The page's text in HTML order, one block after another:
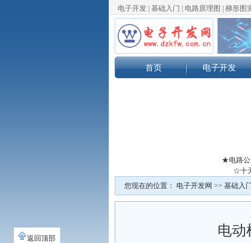
电子开发 基础入门 电路原理图 梯形图
首页 电子开发
★电路公
☆十
您现在的位置： 电子开发网 >> 基础入
电动
返回顶部